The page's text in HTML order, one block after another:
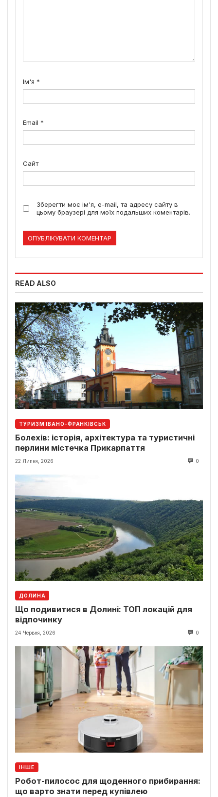
Ім'я *
Email *
Сайт
Зберегти моє ім'я, e-mail, та адресу сайту в
цьому браузері для моїх подальших коментарів.
READ ALSO
ТУРИЗМ ІВАНО-ФРАНКІВСЬК
Болехів: історія, архітектура та туристичні
перлини містечка Прикарпаття
22 Липня, 2026 0
ДОЛИНА
Що подивитися в Долині: ТОП локацій для
відпочинку
24 Червня, 2026 0
ІНШЕ
Робот-пилосос для щоденного прибирання:
що варто знати перед купівлею